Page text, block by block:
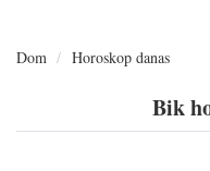
Dom Horoskop danas
Bik